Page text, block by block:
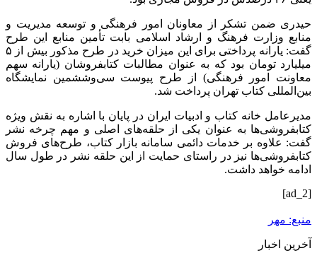
حیدری ضمن تشکر از معاونان امور فرهنگی و توسعه مدیریت و
منابع وزارت فرهنگ و ارشاد اسلامی بابت تأمین منابع این طرح
گفت: یارانه پرداختی برای این میزان خرید در طرح مذکور بیش از ۵
میلیارد تومان بود که به عنوان مطالبات کتابفروشان (یارانه سهم
معاونت امور فرهنگی) از طرح پیوست سی‌وششمین نمایشگاه
بین‌المللی کتاب تهران پرداخت شد.
مدیرعامل خانه کتاب و ادبیات ایران در پایان با اشاره به نقش ویژه
کتابفروشی‌ها به عنوان یکی از حلقه‌های اصلی و مهم چرخه نشر
گفت: علاوه بر خدمات دائمی سامانه بازار کتاب، طرح‌های فروش
کتابفروشی‌ها نیز در راستای حمایت از این حلقه نشر در طول سال
ادامه خواهد داشت.
[ad_2]
منبع: مهر
آخرین اخبار